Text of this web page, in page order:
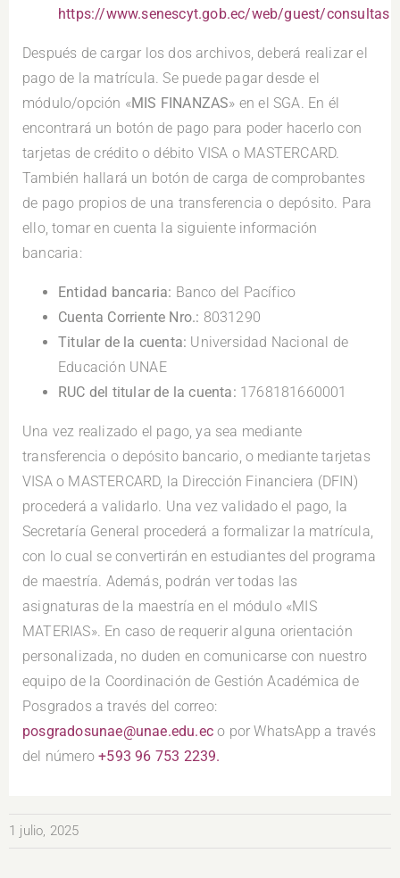
https://www.senescyt.gob.ec/web/guest/consultas
Después de cargar los dos archivos, deberá realizar el
pago de la matrícula. Se puede pagar desde el
módulo/opción «MIS FINANZAS» en el SGA. En él
encontrará un botón de pago para poder hacerlo con
tarjetas de crédito o débito VISA o MASTERCARD.
También hallará un botón de carga de comprobantes
de pago propios de una transferencia o depósito. Para
ello, tomar en cuenta la siguiente información
bancaria:
Entidad bancaria: Banco del Pacífico
Cuenta Corriente Nro.: 8031290
Titular de la cuenta: Universidad Nacional de
Educación UNAE
RUC del titular de la cuenta: 1768181660001
Una vez realizado el pago, ya sea mediante
transferencia o depósito bancario, o mediante tarjetas
VISA o MASTERCARD, la Dirección Financiera (DFIN)
procederá a validarlo. Una vez validado el pago, la
Secretaría General procederá a formalizar la matrícula,
con lo cual se convertirán en estudiantes del programa
de maestría. Además, podrán ver todas las
asignaturas de la maestría en el módulo «MIS
MATERIAS». En caso de requerir alguna orientación
personalizada, no duden en comunicarse con nuestro
equipo de la Coordinación de Gestión Académica de
Posgrados a través del correo:
posgradosunae@unae.edu.ec o por WhatsApp a través
del número+593 96 753 2239.
1 julio, 2025